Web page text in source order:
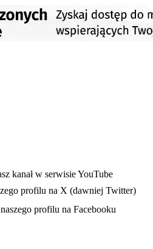
karcie
w nowej karcie
kanał w serwisie YouTube
profilu na X (dawniej Twitter)
w nowej karcieprofilu na Facebooku